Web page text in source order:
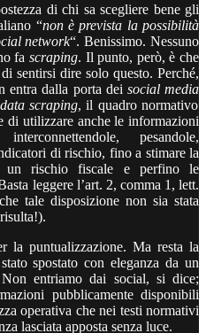
di chi sa scegliere bene gli
“non è prevista la possibilità
network“. Benissimo. Nessuno
fa scraping. Il punto, però, è che
sentirsi dire solo questo. Perché,
entra dalla porta dei social media
data scraping, il quadro normativo
di utilizzare anche le informazioni
pesandole,
di rischio, fino a stimare la
un rischio fiscale e perfino le
leggere l’art. 2, comma 1, lett.
tale disposizione non sia stata
la puntualizzazione. Ma resta la
spostato con eleganza da un
entriamo dai social, si dice;
pubblicamente disponibili
operativa che nei testi normativi
lasciata apposta senza luce.